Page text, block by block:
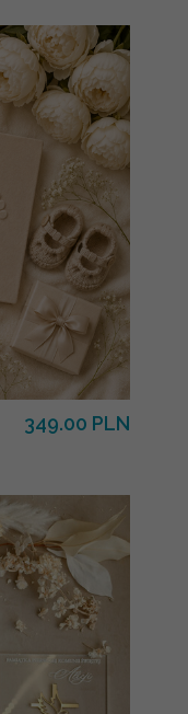
349.00 PLN